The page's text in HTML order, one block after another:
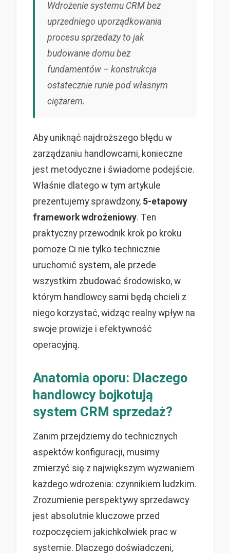
Wdrożenie systemu CRM bez
uprzedniego uporządkowania
procesu sprzedaży to jak
budowanie domu bez
fundamentów – konstrukcja
ostatecznie runie pod własnym
ciężarem.
Aby uniknąć najdroższego błędu w
zarządzaniu handlowcami, konieczne
jest metodyczne i świadome podejście.
Właśnie dlatego w tym artykule
prezentujemy sprawdzony, 5-etapowy
framework wdrożeniowy. Ten
praktyczny przewodnik krok po kroku
pomoże Ci nie tylko technicznie
uruchomić system, ale przede
wszystkim zbudować środowisko, w
którym handlowcy sami będą chcieli z
niego korzystać, widząc realny wpływ na
swoje prowizje i efektywność
operacyjną.
Anatomia oporu: Dlaczego
handlowcy bojkotują
system CRM sprzedaż?
Zanim przejdziemy do technicznych
aspektów konfiguracji, musimy
zmierzyć się z największym wyzwaniem
każdego wdrożenia: czynnikiem ludzkim.
Zrozumienie perspektywy sprzedawcy
jest absolutnie kluczowe przed
rozpoczęciem jakichkolwiek prac w
systemie. Dlaczego doświadczeni,